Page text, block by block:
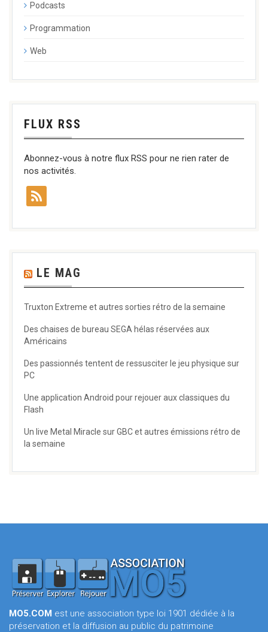
Podcasts
Programmation
Web
FLUX RSS
Abonnez-vous à notre flux RSS pour ne rien rater de
nos activités.
LE MAG
Truxton Extreme et autres sorties rétro de la semaine
Des chaises de bureau SEGA hélas réservées aux
Américains
Des passionnés tentent de ressusciter le jeu physique sur
PC
Une application Android pour rejouer aux classiques du
Flash
Un live Metal Miracle sur GBC et autres émissions rétro de
la semaine
MO5.COM est une association type loi 1901 dédiée à la
préservation et la diffusion au public du patrimoine